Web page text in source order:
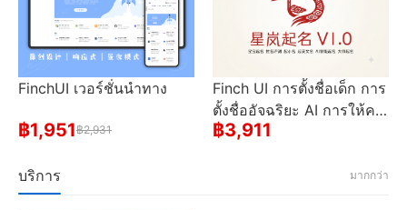
FinchUI เวอร์ชั่นนําทาง
฿1,951฿2,931
Finch UI การตั้งชื่อเด็ก การ
ตั้งชื่ออัจฉริยะ AI การให้คะ
แนนชื่อ
฿3,911
บริการ มากกว่า